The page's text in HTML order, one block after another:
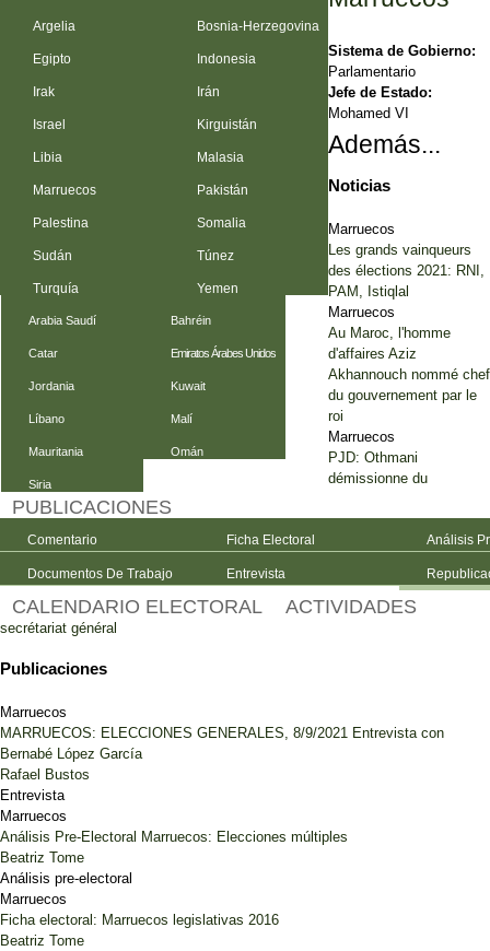
Argelia Bosnia-Herzegovina
Egipto Indonesia
Irak Irán
Israel Kirguistán
Libia Malasia
Marruecos Pakistán
Palestina Somalia
Sudán Túnez
Turquía Yemen
Arabia Saudí Bahréin
Catar Emiratos Árabes Unidos
Jordania Kuwait
Líbano Malí
Mauritania Omán
Siria
PUBLICACIONES
Comentario Ficha Electoral Análisis
Documentos De Trabajo Entrevista
CALENDARIO ELECTORAL ACTIVIDADES
Sistema de Gobierno:
Parlamentario
Jefe de Estado:
Mohamed VI
Además...
Noticias
Marruecos
Les grands vainqueurs
des élections 2021: RNI,
PAM, Istiqlal
Marruecos
Au Maroc, l'homme
d'affaires Aziz
Akhannouch nommé chef
du gouvernement par le
roi
Marruecos
PJD: Othmani
démissionne du
secrétariat général
Publicaciones
Marruecos
MARRUECOS: ELECCIONES GENERALES, 8/9/2021 Entrevista con
Bernabé López García
Rafael Bustos
Entrevista
Marruecos
Análisis Pre-Electoral Marruecos: Elecciones múltiples
Beatriz Tome
Análisis pre-electoral
Marruecos
Ficha electoral: Marruecos legislativas 2016
Beatriz Tome